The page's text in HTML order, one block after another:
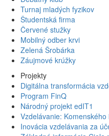
Turnaj mladých fyzikov
Študentská firma
Červené stužky
Mobilný odber krvi
Zelená Šrobárka
Záujmové krúžky
Projekty
Digitálna transformácia
Program FinQ
Národný projekt edIT1
Vzdelávanie: Komenského
Inovácia vzdelávania za